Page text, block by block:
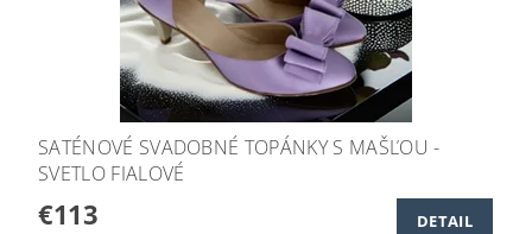
SATÉNOVÉ SVADOBNÉ TOPÁNKY S MAŠĽOU -
SVETLO FIALOVÉ
€113 DETAIL